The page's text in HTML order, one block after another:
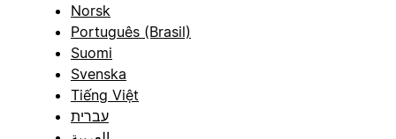
Norsk
Português (Brasil)
Suomi
Svenska
Tiếng Việt
עברית